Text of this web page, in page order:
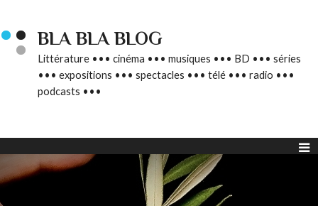
BLA BLA BLOG
Littérature ••• cinéma ••• musiques ••• BD ••• séries
••• expositions ••• spectacles ••• télé ••• radio •••
podcasts •••